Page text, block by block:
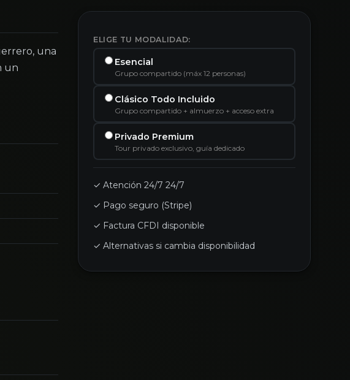
una
un
ELIGE TU MODALIDAD:
Esencial
Grupo compartido (máx 12 personas)
Clásico Todo Incluido
Grupo compartido + almuerzo + acceso extra
Privado Premium
Tour privado exclusivo, guía dedicado
✓ Atención 24/7 24/7
✓ Pago seguro (Stripe)
✓ Factura CFDI disponible
✓ Alternativas si cambia disponibilidad